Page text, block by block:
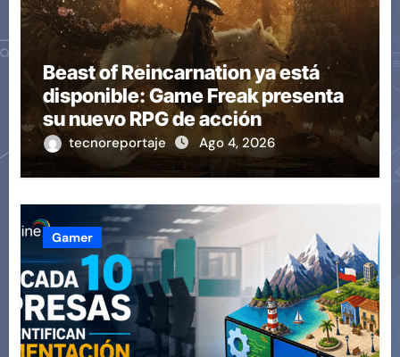
Beast of Reincarnation ya está
disponible: Game Freak presenta
su nuevo RPG de acción
tecnoreportaje Ago 4, 2026
Gamer